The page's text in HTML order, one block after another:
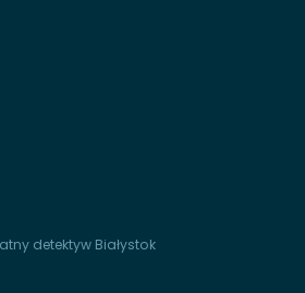
detektyw Białystok